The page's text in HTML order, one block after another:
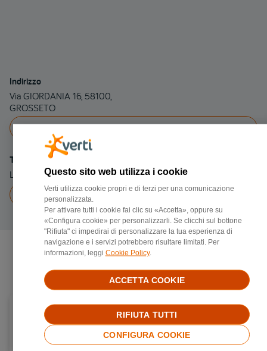
Indirizzo
Via GIORDANIA 16, 58100,
GROSSETO
INDICAZIONI
Telefono
Linea fissa 0564455015
Chiama a0564455015
Negozi di riparazione più vicini
Carrozzerie convenzionata Verti in provincia di
Brescia
Via brescia 47, 25014, Castenedolo
Questo sito web utilizza i cookie
Verti utilizza cookie propri e di terzi per una comunicazione
personalizzata.
Per attivare tutti i cookie fai clic su «Accetta», oppure su
«Configura cookie» per personalizzarli. Se clicchi sul bottone
"Rifiuta" ci impedirai di personalizzare la tua esperienza di
navigazione e i servizi potrebbero risultare limitati. Per
informazioni, leggi Cookie Policy.
CONFIGURA COOKIE
RIFIUTA TUTTI
ACCETTA COOKIE